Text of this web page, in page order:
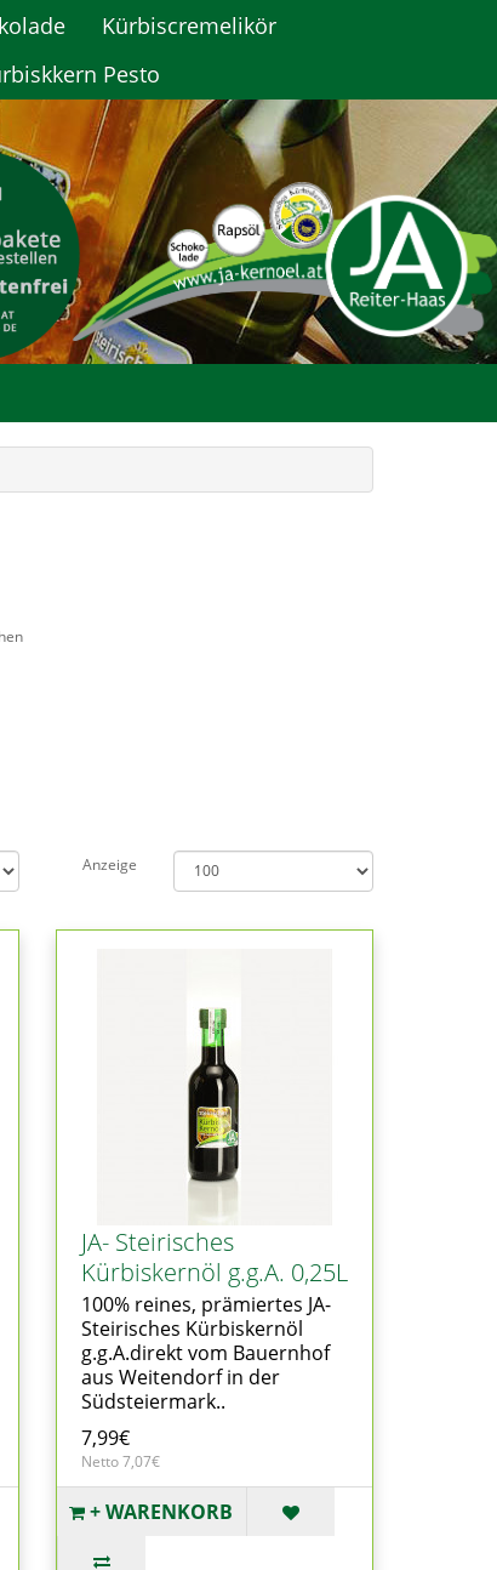
Kürbiscremelikör
Pesto
Anzeige
JA- Steirisches
Kürbiskernöl g.g.A. 0,25L
100% reines, prämiertes JA-
Steirisches Kürbiskernöl
g.g.A.direkt vom Bauernhof
aus Weitendorf in der
Südsteiermark..
7,99€
Netto 7,07€
+ WARENKORB